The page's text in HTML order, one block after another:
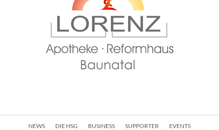
NEWS DIE HSG BUSINESS SUPPORTER EVENTS